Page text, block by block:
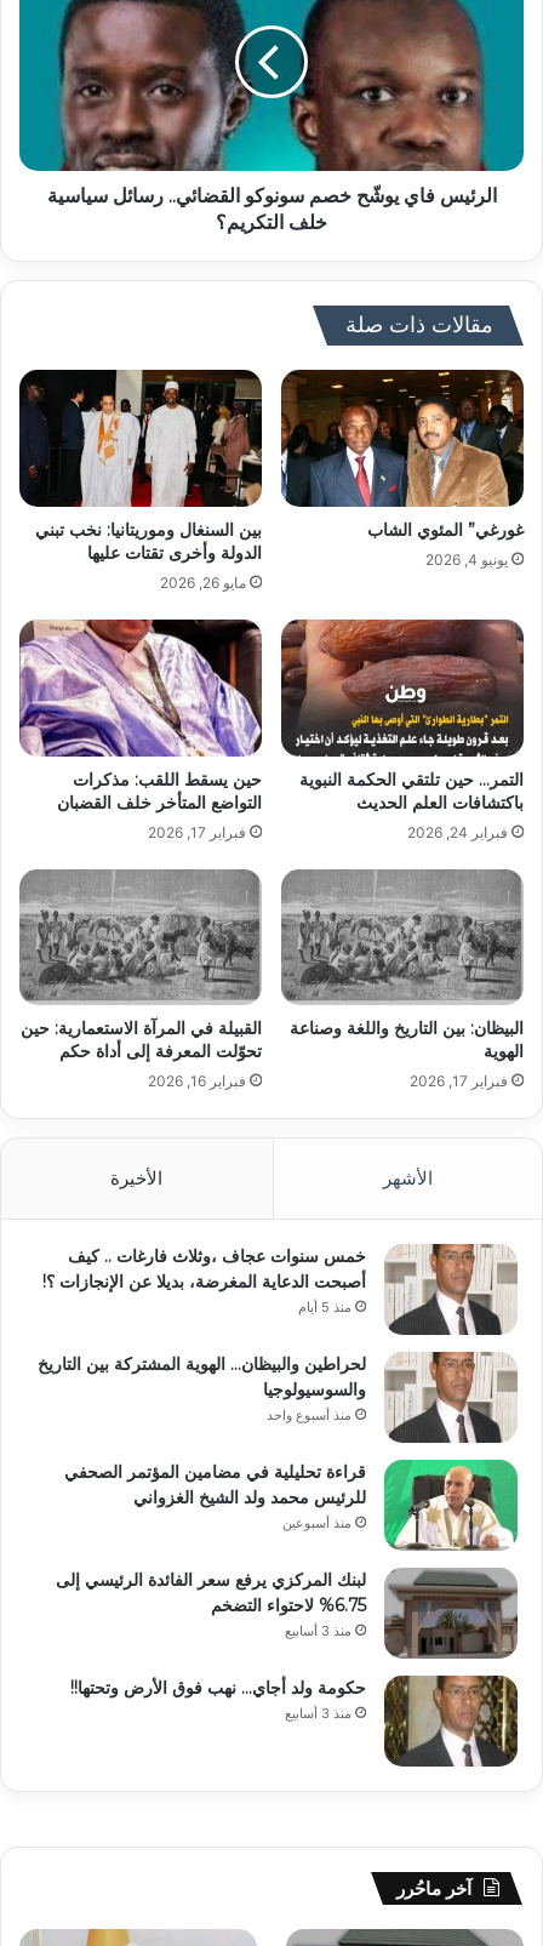
الرئيس فاي يوشّح خصم سونوكو القضائي.. رسائل سياسية
خلف التكريم؟
مقالات ذات صلة
غورغي” المئوي الشاب
يونيو 4, 2026
بين السنغال وموريتانيا: نخب تبني
الدولة وأخرى تقتات عليها
مايو 26, 2026
التمر… حين تلتقي الحكمة النبوية
باكتشافات العلم الحديث
فبراير 24, 2026
حين يسقط اللقب: مذكرات
التواضع المتأخر خلف القضبان
فبراير 17, 2026
البيظان: بين التاريخ واللغة وصناعة
الهوية
فبراير 17, 2026
القبيلة في المرآة الاستعمارية: حين
تحوّلت المعرفة إلى أداة حكم
فبراير 16, 2026
الأشهر الأخيرة
خمس سنوات عجاف ،وثلاث فارغات .. كيف
أصبحت الدعاية المغرضة، بديلا عن الإنجازات ؟!
منذ 5 أيام
لحراطين والبيظان… الهوية المشتركة بين التاريخ
والسوسيولوجيا
منذ أسبوع واحد
قراءة تحليلية في مضامين المؤتمر الصحفي
للرئيس محمد ولد الشيخ الغزواني
منذ أسبوعين
لبنك المركزي يرفع سعر الفائدة الرئيسي إلى
6.75% لاحتواء التضخم
منذ 3 أسابيع
حكومة ولد أجاي… نهب فوق الأرض وتحتها!!
منذ 3 أسابيع
آخر ماحُرر